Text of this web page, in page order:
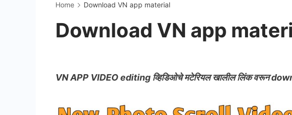
Home Download VN app material
Download VN app
VN APP VIDEO editing व्हिडिओचे मटेरियल खालील लिंक वरून